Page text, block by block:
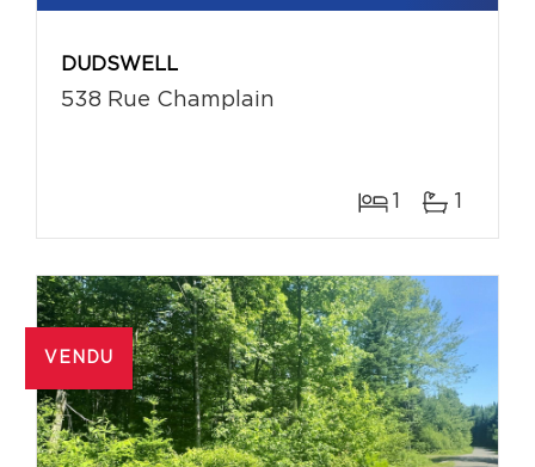
DUDSWELL
538 Rue Champlain
1 1
VENDU